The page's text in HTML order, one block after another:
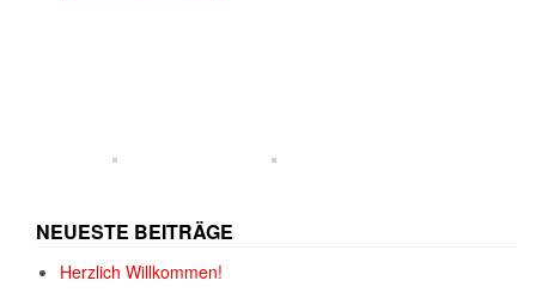
NEUESTE BEITRÄGE
Herzlich Willkommen!